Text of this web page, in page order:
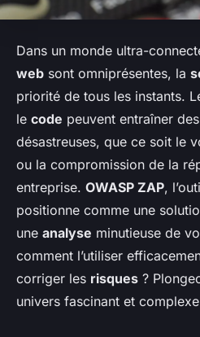
Dans un monde ultra-
web sont omniprésentes, la
priorité de tous les instants.
le code peuvent entraîner
désastreuses, que ce soit le
ou la compromission de la
entreprise. OWASP ZAP,
positionne comme une
une analyse minutieuse de
comment l’utiliser
corriger les risques ?
univers fascinant et